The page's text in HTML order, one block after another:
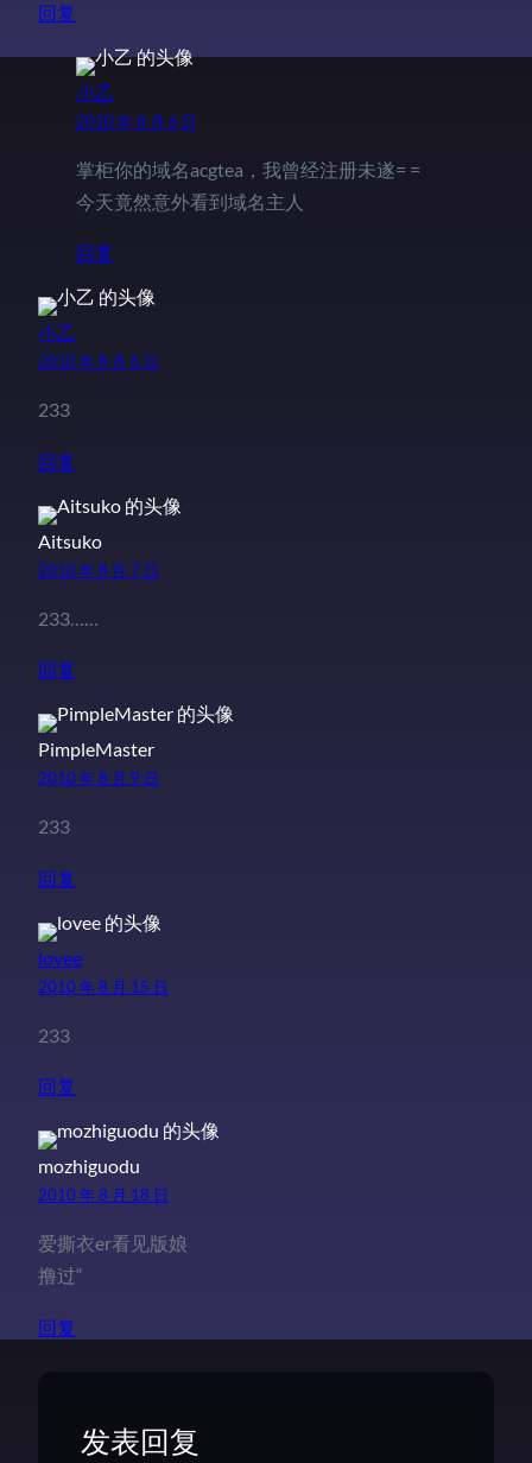
回复
小乙
2010 年 8 月 6 日
掌柜你的域名acgtea，我曾经注册未遂= =
今天竟然意外看到域名主人
回复
小乙
2010 年 8 月 6 日
233
回复
Aitsuko
2010 年 8 月 7 日
233……
回复
PimpleMaster
2010 年 8 月 9 日
233
回复
lovee
2010 年 8 月 15 日
233
回复
mozhiguodu
2010 年 8 月 18 日
爱撕衣er看见版娘
撸过“
回复
发表回复